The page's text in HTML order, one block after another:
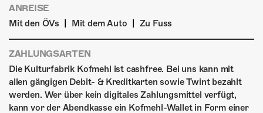
ANREISE
Mit den ÖVs
Mit dem Auto Zu Fuss
ZAHLUNGSARTEN
Die Kulturfabrik Kofmehl ist cashfree. Bei uns kann mit
allen gängigen Debit- & Kreditkarten sowie Twint bezahlt
werden. Wer über kein digitales Zahlungsmittel verfügt,
kann vor der Abendkasse ein Kofmehl-Wallet in Form einer